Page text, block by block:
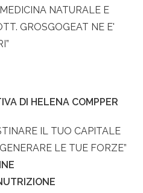
NATURALE E
GROSGOGEAT NE E'
DI HELENA COMPPER
IL TUO CAPITALE
LE TUE FORZE”